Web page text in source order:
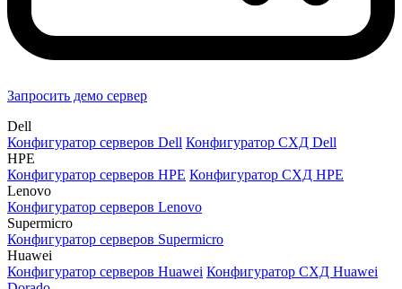
Запросить демо сервер
Dell
Конфигуратор серверов Dell Конфигуратор СХД Dell
HPE
Конфигуратор серверов HPE Конфигуратор СХД HPE
Lenovo
Конфигуратор серверов Lenovo
Supermicro
Конфигуратор серверов Supermicro
Huawei
Конфигуратор серверов Huawei Конфигуратор СХД Huawei